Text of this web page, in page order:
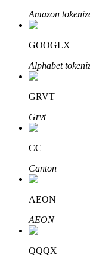
Партнеры Bitrue
До 65%
Amazon
GOOGLX
Alphabet
GRVT
Grvt
CC
Canton
AEON
AEON
QQQX